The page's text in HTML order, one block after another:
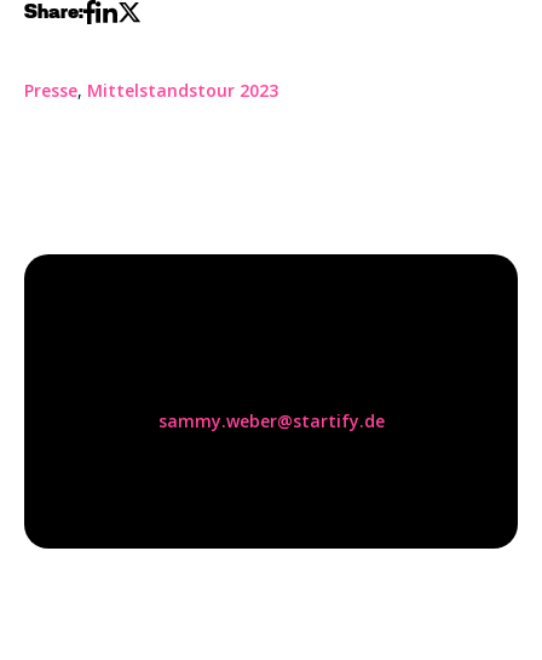
Share:
Presse, Mittelstandstour 2023
sammy.weber@startify.de